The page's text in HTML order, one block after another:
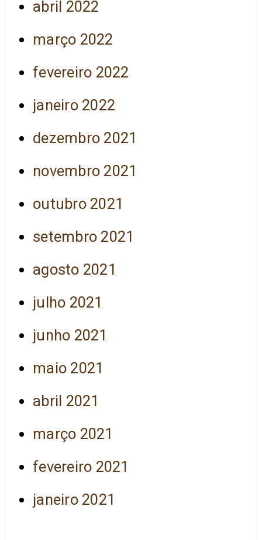
abril 2022
março 2022
fevereiro 2022
janeiro 2022
dezembro 2021
novembro 2021
outubro 2021
setembro 2021
agosto 2021
julho 2021
junho 2021
maio 2021
abril 2021
março 2021
fevereiro 2021
janeiro 2021